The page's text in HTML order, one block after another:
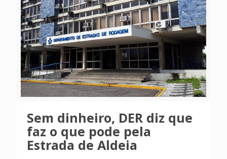
Sem dinheiro, DER diz que
faz o que pode pela
Estrada de Aldeia